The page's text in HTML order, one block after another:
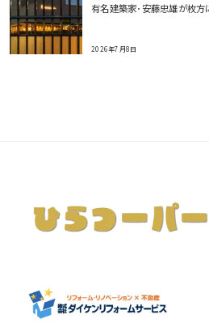
有名建築家･安藤忠雄が枚方
2026年7月8日